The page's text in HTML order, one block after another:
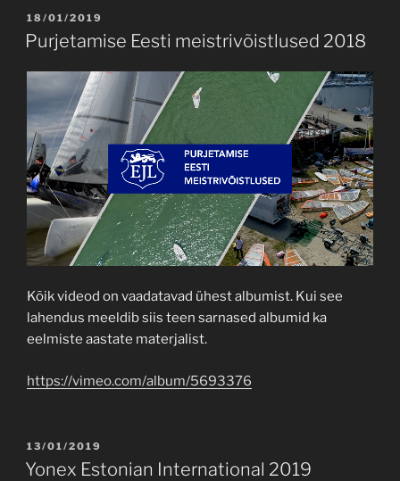
POSTED
ON
18/01/2019
Purjetamise Eesti meistrivõistlused 2018
Kõik videod on vaadatavad ühest albumist. Kui see
lahendus meeldib siis teen sarnased albumid ka
eelmiste aastate materjalist.
https://vimeo.com/album/5693376
POSTED
ON
13/01/2019
Yonex Estonian International 2019